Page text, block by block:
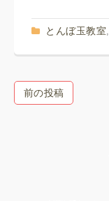
とんぼ玉教室,
前の投稿